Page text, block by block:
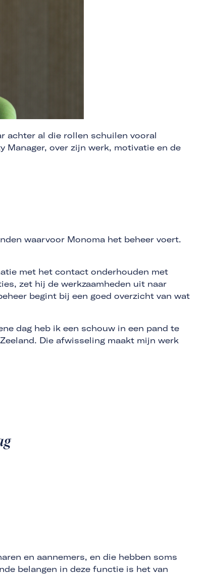
achter al die rollen schuilen vooral
Manager, over zijn werk, motivatie en de
waarvoor Monoma het beheer voert.
met het contact onderhouden met
zet hij de werkzaamheden uit naar
begint bij een goed overzicht van wat
dag heb ik een schouw in een pand te
Die afwisseling maakt mijn werk
en aannemers, en die hebben soms
belangen in deze functie is het van